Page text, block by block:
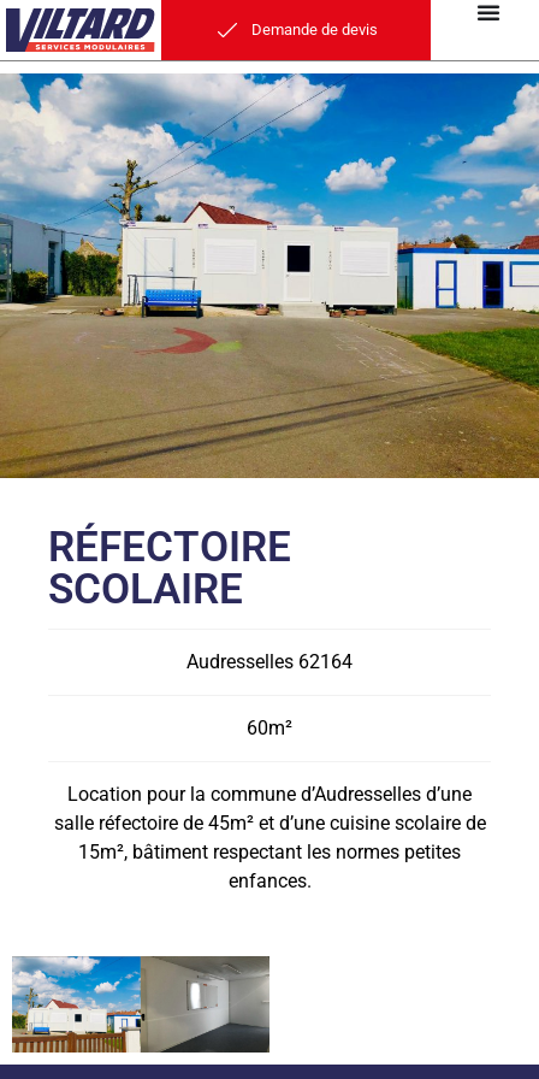
Demande de devis
RÉFECTOIRE
SCOLAIRE
Audresselles 62164
60m²
Location pour la commune d’Audresselles d’une
salle réfectoire de 45m² et d’une cuisine scolaire de
15m², bâtiment respectant les normes petites
enfances.